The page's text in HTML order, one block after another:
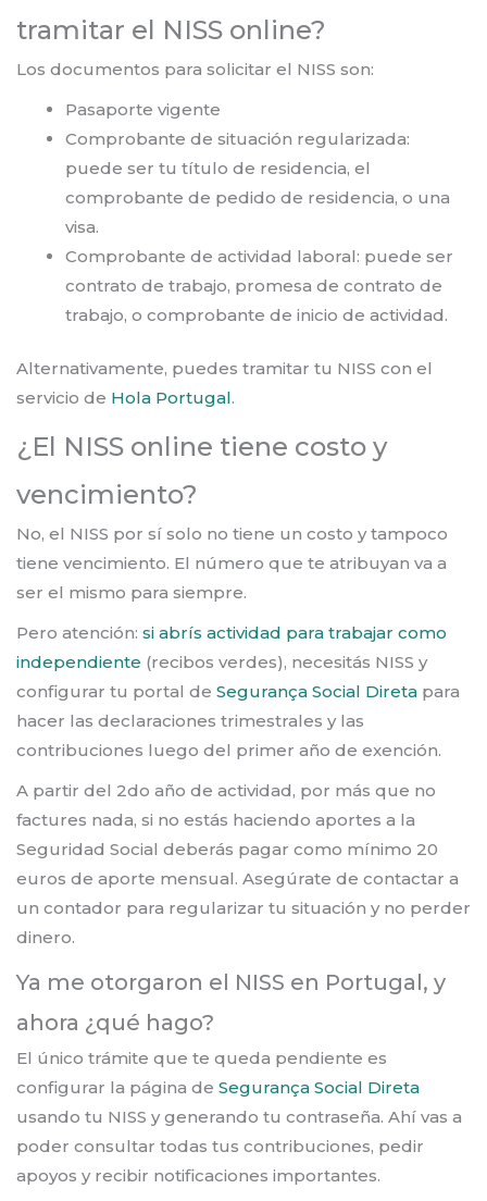
tramitar el NISS online?
Los documentos para solicitar el NISS son:
Pasaporte vigente
Comprobante de situación regularizada:
puede ser tu título de residencia, el
comprobante de pedido de residencia, o una
visa.
Comprobante de actividad laboral: puede ser
contrato de trabajo, promesa de contrato de
trabajo, o comprobante de inicio de actividad.
Alternativamente, puedes tramitar tu NISS con el
servicio de Hola Portugal.
¿El NISS online tiene costo y
vencimiento?
No, el NISS por sí solo no tiene un costo y tampoco
tiene vencimiento. El número que te atribuyan va a
ser el mismo para siempre.
Pero atención: si abrís actividad para trabajar como
independiente (recibos verdes), necesitás NISS y
configurar tu portal de Segurança Social Direta para
hacer las declaraciones trimestrales y las
contribuciones luego del primer año de exención.
A partir del 2do año de actividad, por más que no
factures nada, si no estás haciendo aportes a la
Seguridad Social deberás pagar como mínimo 20
euros de aporte mensual. Asegúrate de contactar a
un contador para regularizar tu situación y no perder
dinero.
Ya me otorgaron el NISS en Portugal, y
ahora ¿qué hago?
El único trámite que te queda pendiente es
configurar la página de Segurança Social Direta
usando tu NISS y generando tu contraseña. Ahí vas a
poder consultar todas tus contribuciones, pedir
apoyos y recibir notificaciones importantes.